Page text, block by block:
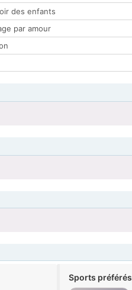
des enfants
par amour
Sports préférés